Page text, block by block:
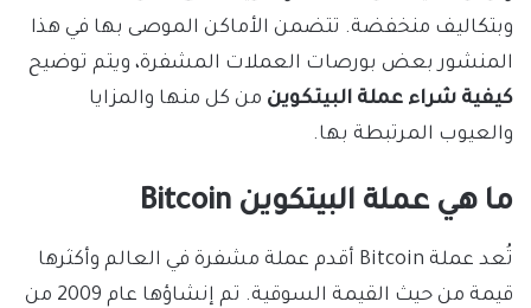
وبتكاليف منخفضة. تتضمن الأماكن الموصى بها في هذا
المنشور بعض بورصات العملات المشفرة، ويتم توضيح
كيفية شراء عملة البيتكوين من كل منها والمزايا
والعيوب المرتبطة بها.
ما هي عملة البيتكوين Bitcoin
تُعد عملة Bitcoin أقدم عملة مشفرة في العالم وأكثرها
قيمة من حيث القيمة السوقية. تم إنشاؤها عام 2009 من